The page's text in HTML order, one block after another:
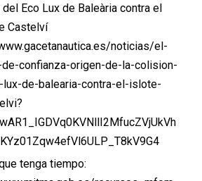
Eco Lux de Baleària contra el
Castelví
noticias/el-
confianza-origen-de-la-colision-
de-balearia-contra-el-islote-
tenga tiempo: